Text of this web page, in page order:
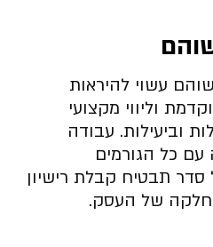
עשוי להיראות
וליווי מקצועי
וביעילות. עבודה
עם כל הגורמים
סדר תבטיח קבלת רישיון
חלקה של העסק.